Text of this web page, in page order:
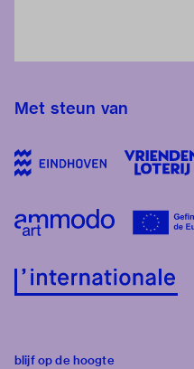
Met steun van
blijf op de hoogte